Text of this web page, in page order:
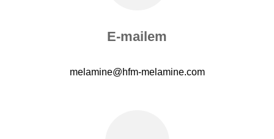
E-mailem
melamine@hfm-melamine.com